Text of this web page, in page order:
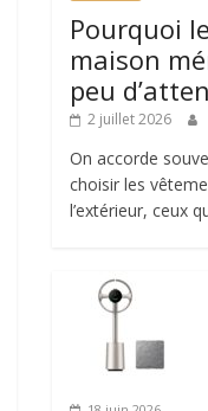
Pourquoi
maison
peu
2 juillet 2026
On accorde
choisir les
l’extérieur, ceux